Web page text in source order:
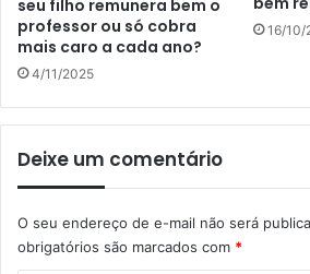
seu filho remunera bem o
professor ou só cobra
mais caro a cada ano?
4/11/2025
16/10/
Deixe um comentário
O seu endereço de e-mail não será
obrigatórios são marcados com *